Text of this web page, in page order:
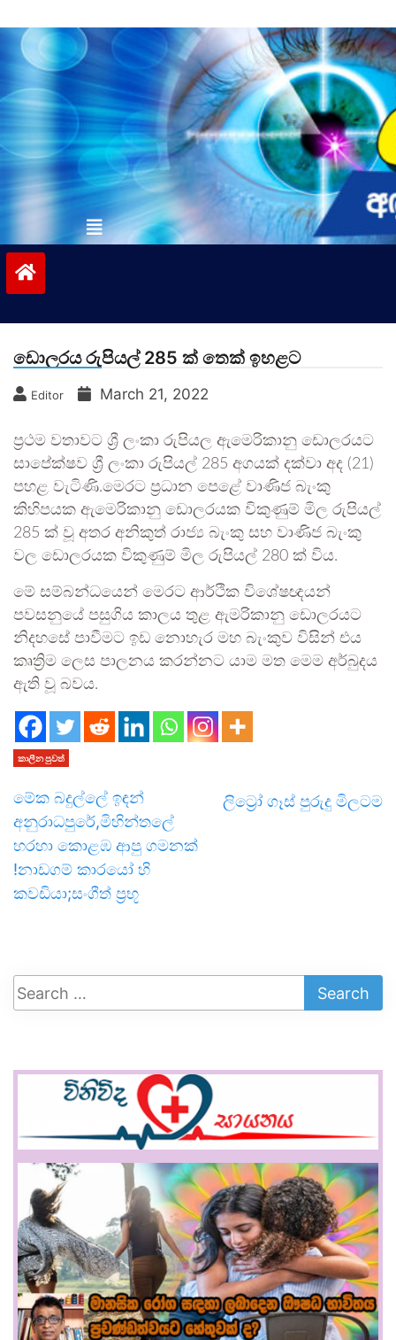
to
contentvinivida.lk
ඩොලරය රුපියල් 285 ක් තෙක් ඉහළට
Editor March 21, 2022
ප්‍රථම වතාවට ශ්‍රී ලංකා රුපියල ඇමෙරිකානු ඩොලරයට
සාපේක්ෂව ශ්‍රී ලංකා රුපියල් 285 අගයක් දක්වා අද (21)
පහළ වැටිණි.මෙරට ප්‍රධාන පෙළේ වාණිජ බැංකු
කිහිපයක ඇමෙරිකානු ඩොලරයක විකුණුම් මිල රුපියල්
285 ක් වූ අතර අනිකුත් රාජ්‍ය බැංකු සහ වාණිජ බැංකු
වල ඩොලරයක විකුණුම් මිල රුපියල් 280 ක් විය.
මේ සම්බන්ධයෙන් මෙරට ආර්ථික විශේෂඥයන්
පවසනුයේ පසුගිය කාලය තුළ ඇමරිකානු ඩොලරයට
නිදහසේ පාවීමට ඉඩ නොහැර මහ බැංකුව විසින් එය
කෘත්‍රිම ලෙස පාලනය කරන්නට යාම මත මෙම අර්බුදය
ඇති වූ බවය.
කාලීන පුවත්
මේක බදුල්ලේ ඉඳන්
අනුරාධපුරේ,මිහින්තලේ
හරහා කොළඹ ආපු ගමනක්
!නාඩගම් කාරයෝ හි
කවඩියා;සංගීත් ප්‍රභූ
ලිට්‍රෝ ගෑස් පුරුදු මිලටම